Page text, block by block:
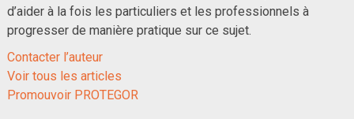
d’aider à la fois les particuliers et les professionnels à
progresser de manière pratique sur ce sujet.
Contacter l’auteur
Voir tous les articles
Promouvoir PROTEGOR